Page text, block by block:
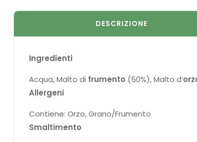
DESCRIZIONE
Ingredienti
Acqua, Malto di frumento (50%), Malto d’
Allergeni
Contiene: Orzo, Grano/Frumento
Smaltimento